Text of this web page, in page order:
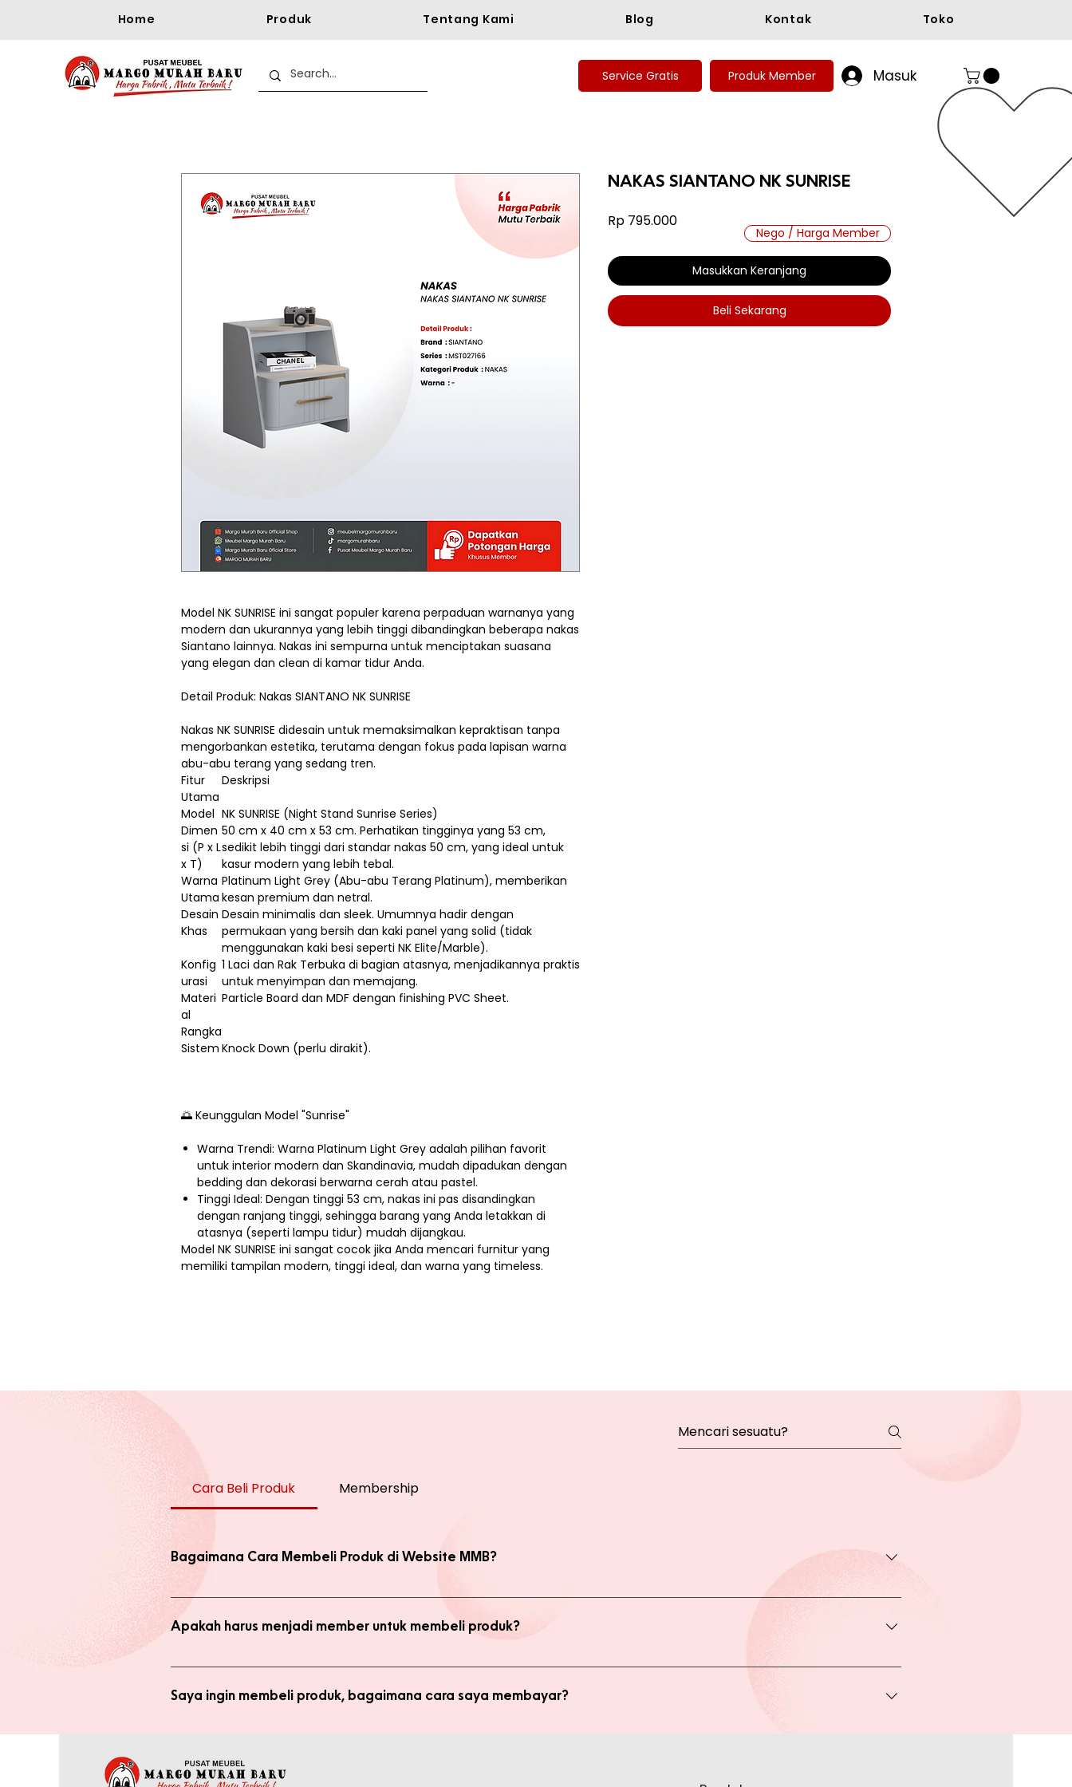
Home Produk Tentang Kami Blog Kontak Toko
Service Gratis Produk Member Masuk
Model NK SUNRISE ini sangat populer karena perpaduan warnanya yang
modern dan ukurannya yang lebih tinggi dibandingkan beberapa nakas
Siantano lainnya. Nakas ini sempurna untuk menciptakan suasana
yang elegan dan clean di kamar tidur Anda.
Detail Produk: Nakas SIANTANO NK SUNRISE
Nakas NK SUNRISE didesain untuk memaksimalkan kepraktisan tanpa
mengorbankan estetika, terutama dengan fokus pada lapisan warna
abu-abu terang yang sedang tren.
Fitur
Utama
Deskripsi
Model NK SUNRISE (Night Stand Sunrise Series)
Dimen
si (P x L
x T)
50 cm x 40 cm x 53 cm. Perhatikan tingginya yang 53 cm,
sedikit lebih tinggi dari standar nakas 50 cm, yang ideal untuk
kasur modern yang lebih tebal.
Warna
Utama
Platinum Light Grey (Abu-abu Terang Platinum), memberikan
kesan premium dan netral.
Desain
Khas
Desain minimalis dan sleek. Umumnya hadir dengan
permukaan yang bersih dan kaki panel yang solid (tidak
menggunakan kaki besi seperti NK Elite/Marble).
Konfig
urasi
1 Laci dan Rak Terbuka di bagian atasnya, menjadikannya praktis
untuk menyimpan dan memajang.
Materi
al
Rangka
Particle Board dan MDF dengan finishing PVC Sheet.
Sistem Knock Down (perlu dirakit).
🌅 Keunggulan Model "Sunrise"
Warna Trendi: Warna Platinum Light Grey adalah pilihan favorit
untuk interior modern dan Skandinavia, mudah dipadukan dengan
bedding dan dekorasi berwarna cerah atau pastel.
Tinggi Ideal: Dengan tinggi 53 cm, nakas ini pas disandingkan
dengan ranjang tinggi, sehingga barang yang Anda letakkan di
atasnya (seperti lampu tidur) mudah dijangkau.
Model NK SUNRISE ini sangat cocok jika Anda mencari furnitur yang
memiliki tampilan modern, tinggi ideal, dan warna yang timeless.
NAKAS SIANTANO NK SUNRISE
Rp 795.000Harga
Masukkan Keranjang
Beli Sekarang
Nego / Harga Member
Cara Beli Produk Membership
Bagaimana Cara Membeli Produk di Website MMB?
Ada 2 jenis produk yang ada di website, yaitu produk Member dan Non Member. Anda bisa melakukan transaksi pada halaman Produk
Apakah harus menjadi member untuk membeli produk?
Anda tidak perlu bergabung menjadi member untuk membeli produk MMB. Tetapi ada keuntungan yang bisa Anda dapatkan apabila
Saya ingin membeli produk, bagaimana cara saya membayar?
yang tertulis dan konfirmasikan kepada Admin.
Saya sudah jadi member tapi tidak bisa login ke Produk Member, apa yang harus saya lakukan?